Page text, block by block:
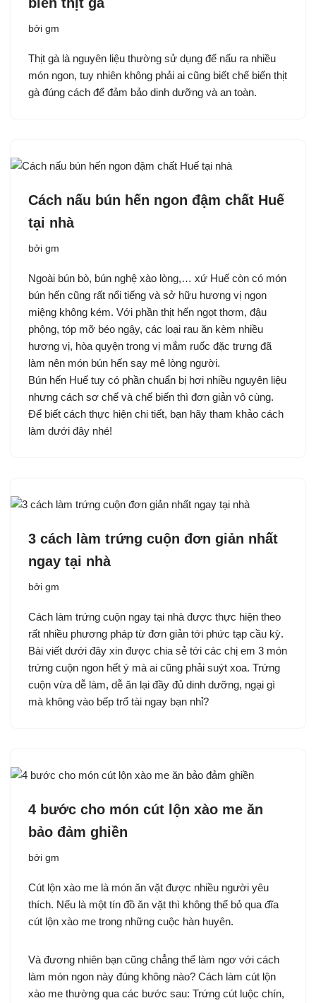
bởi gm
Thịt gà là nguyên liệu thường sử dụng để nấu ra nhiều
món ngon, tuy nhiên không phải ai cũng biết chế biến thịt
gà đúng cách để đảm bảo dinh dưỡng và an toàn.
Cách nấu bún hến ngon đậm chất Huế
tại nhà
bởi gm
Ngoài bún bò, bún nghệ xào lòng,… xứ Huế còn có món
bún hến cũng rất nổi tiếng và sở hữu hương vị ngon
miệng không kém. Với phần thịt hến ngọt thơm, đậu
phộng, tóp mỡ béo ngậy, các loại rau ăn kèm nhiều
hương vị, hòa quyện trong vị mắm ruốc đặc trưng đã
làm nên món bún hến say mê lòng người.
Bún hến Huế tuy có phần chuẩn bị hơi nhiều nguyên liệu
nhưng cách sơ chế và chế biến thì đơn giản vô cùng.
Để biết cách thực hiện chi tiết, bạn hãy tham khảo cách
làm dưới đây nhé!
3 cách làm trứng cuộn đơn giản nhất
ngay tại nhà
bởi gm
Cách làm trứng cuộn ngay tại nhà được thực hiện theo
rất nhiều phương pháp từ đơn giản tới phức tạp cầu kỳ.
Bài viết dưới đây xin được chia sẻ tới các chị em 3 món
trứng cuộn ngon hết ý mà ai cũng phải suýt xoa. Trứng
cuộn vừa dễ làm, dễ ăn lại đầy đủ dinh dưỡng, ngại gì
mà không vào bếp trổ tài ngay bạn nhỉ?
4 bước cho món cút lộn xào me ăn
bảo đảm ghiền
bởi gm
Cút lộn xào me là món ăn vặt được nhiều người yêu
thích. Nếu là một tín đồ ăn vặt thì không thể bỏ qua đĩa
cút lộn xào me trong những cuộc hàn huyên.
Và đương nhiên bạn cũng chẳng thể làm ngơ với cách
làm món ngon này đúng không nào? Cách làm cút lộn
xào me thường qua các bước sau: Trứng cút luộc chín,